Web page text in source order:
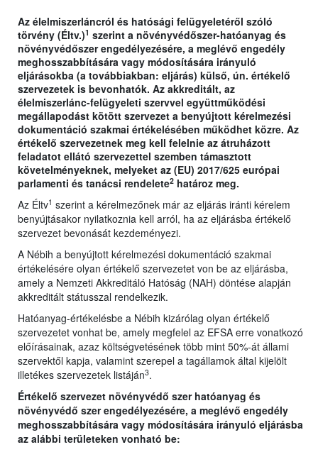
Az élelmiszerláncról és hatósági felügyeletéről szóló
törvény (Éltv.)1 szerint a növényvédőszer-hatóanyag és
növényvédőszer engedélyezésére, a meglévő engedély
meghosszabbítására vagy módosítására irányuló
eljárásokba (a továbbiakban: eljárás) külső, ún. értékelő
szervezetek is bevonhatók. Az akkreditált, az
élelmiszerlánc-felügyeleti szervvel együttműködési
megállapodást kötött szervezet a benyújtott kérelmezési
dokumentáció szakmai értékelésében működhet közre. Az
értékelő szervezetnek meg kell felelnie az átruházott
feladatot ellátó szervezettel szemben támasztott
követelményeknek, melyeket az (EU) 2017/625 európai
parlamenti és tanácsi rendelete2 határoz meg.
Az Éltv1 szerint a kérelmezőnek már az eljárás iránti kérelem
benyújtásakor nyilatkoznia kell arról, ha az eljárásba értékelő
szervezet bevonását kezdeményezi.
A Nébih a benyújtott kérelmezési dokumentáció szakmai
értékelésére olyan értékelő szervezetet von be az eljárásba,
amely a Nemzeti Akkreditáló Hatóság (NAH) döntése alapján
akkreditált státusszal rendelkezik.
Hatóanyag-értékelésbe a Nébih kizárólag olyan értékelő
szervezetet vonhat be, amely megfelel az EFSA erre vonatkozó
előírásainak, azaz költségvetésének több mint 50%-át állami
szervektől kapja, valamint szerepel a tagállamok által kijelölt
illetékes szervezetek listáján3.
Értékelő szervezet növényvédő szer hatóanyag és
növényvédő szer engedélyezésére, a meglévő engedély
meghosszabbítására vagy módosítására irányuló eljárásba
az alábbi területeken vonható be: